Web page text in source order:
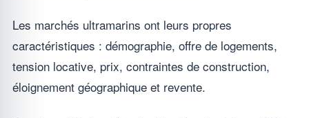
Les marchés ultramarins ont leurs propres
caractéristiques : démographie, offre de logements,
tension locative, prix, contraintes de construction,
éloignement géographique et revente.